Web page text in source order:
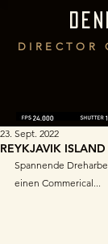
DIRECTOR
REYKJAVIK ISLAND
23. Sept. 2022
Spannende
einen Commerical...